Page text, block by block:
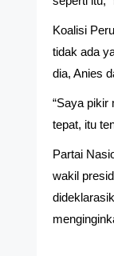
Koalisi
tidak ada
dia, Anies
“Saya pikir
tepat, itu
Partai
wakil